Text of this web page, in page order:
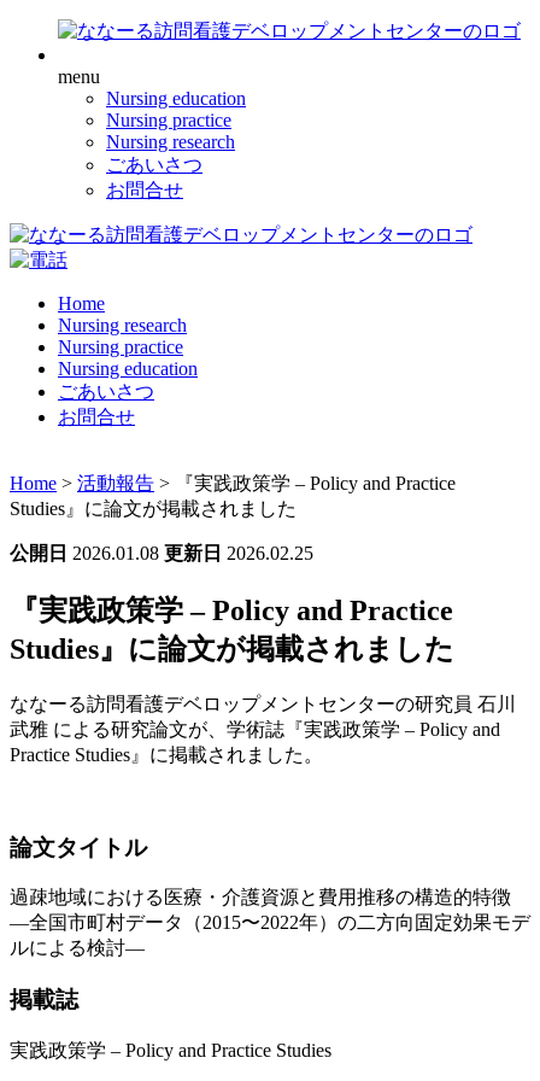
menu
Nursing education
Nursing practice
Nursing research
ごあいさつ
お問合せ
Home
Nursing research
Nursing practice
Nursing education
ごあいさつ
お問合せ
Home > 活動報告 >
『実践政策学 – Policy and Practice
Studies』に論文が掲載されました
公開日 2026.01.08 更新日 2026.02.25
『実践政策学 – Policy and Practice
Studies』に論文が掲載されました
ななーる訪問看護デベロップメントセンターの研究員 石川
武雅 による研究論文が、学術誌『実践政策学 – Policy and
Practice Studies』に掲載されました。
論文タイトル
過疎地域における医療・介護資源と費用推移の構造的特徴
―全国市町村データ（2015〜2022年）の二方向固定効果モデ
ルによる検討―
掲載誌
実践政策学 – Policy and Practice Studies